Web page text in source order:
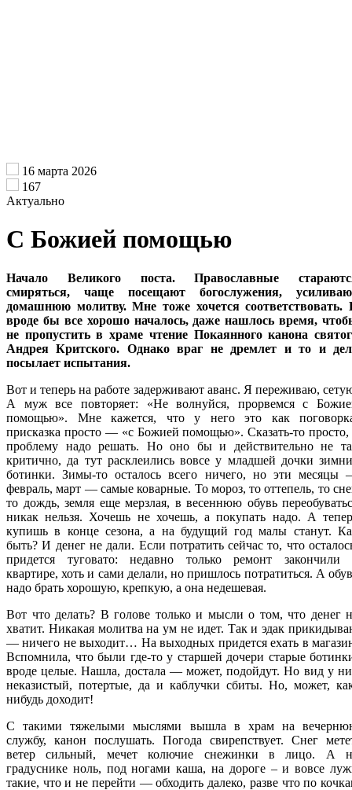
16 марта 2026
167
Актуально
С Божией помощью
Начало Великого поста. Православные
смиряться, чаще посещают богослужения,
домашнюю молитву. Мне тоже хочется соответствовать.
вроде бы все хорошо началось, даже нашлось время,
не пропустить в храме чтение Покаянного канона
Андрея Критского. Однако враг не дремлет и то и
посылает испытания.
Вот и теперь на работе задерживают аванс. Я переживаю,
А муж все повторяет: «Не волнуйся, прорвемся с
помощью». Мне кажется, что у него это как
присказка просто — «с Божией помощью». Сказать-то просто,
проблему надо решать. Но оно бы и действительно не
критично, да тут расклеились вовсе у младшей дочки
ботинки. Зимы-то осталось всего ничего, но эти месяцы
февраль, март — самые коварные. То мороз, то оттепель, то
то дождь, земля еще мерзлая, в весеннюю обувь
никак нельзя. Хочешь не хочешь, а покупать надо. А
купишь в конце сезона, а на будущий год малы станут.
быть? И денег не дали. Если потратить сейчас то, что
придется туговато: недавно только ремонт закончили
квартире, хоть и сами делали, но пришлось потратиться. А
надо брать хорошую, крепкую, а она недешевая.
Вот что делать? В голове только и мысли о том, что денег
хватит. Никакая молитва на ум не идет. Так и эдак
— ничего не выходит… На выходных придется ехать в
Вспомнила, что были где-то у старшей дочери старые
вроде целые. Нашла, достала — может, подойдут. Но вид у
неказистый, потертые, да и каблучки сбиты. Но, может,
нибудь доходит!
С такими тяжелыми мыслями вышла в храм на
службу, канон послушать. Погода свирепствует. Снег
ветер сильный, мечет колючие снежинки в лицо. А
градуснике ноль, под ногами каша, на дороге – и вовсе
такие, что и не перейти — обходить далеко, разве что по